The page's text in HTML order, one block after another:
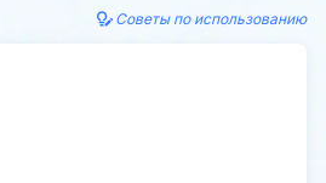
Советы по использованию